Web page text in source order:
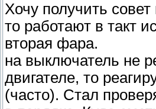
Хочу получить
то работают в такт
вторая фара.
на выключатель не
двигателе, то
(часто). Стал